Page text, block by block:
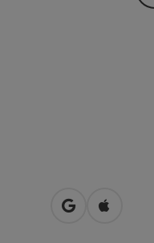
in Googlein Apple